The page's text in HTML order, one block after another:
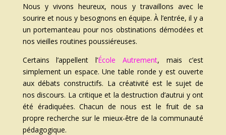
Nous y vivons heureux, nous y travaillons avec le
sourire et nous y besognons en équipe. À l’entrée, il y a
un portemanteau pour nos obstinations démodées et
nos vieilles routines poussiéreuses.
Certains l’appellent l’École Autrement, mais c’est
simplement un espace. Une table ronde y est ouverte
aux débats constructifs. La créativité est le sujet de
nos discours. La critique et la destruction d’autrui y ont
été éradiquées. Chacun de nous est le fruit de sa
propre recherche sur le mieux-être de la communauté
pédagogique.